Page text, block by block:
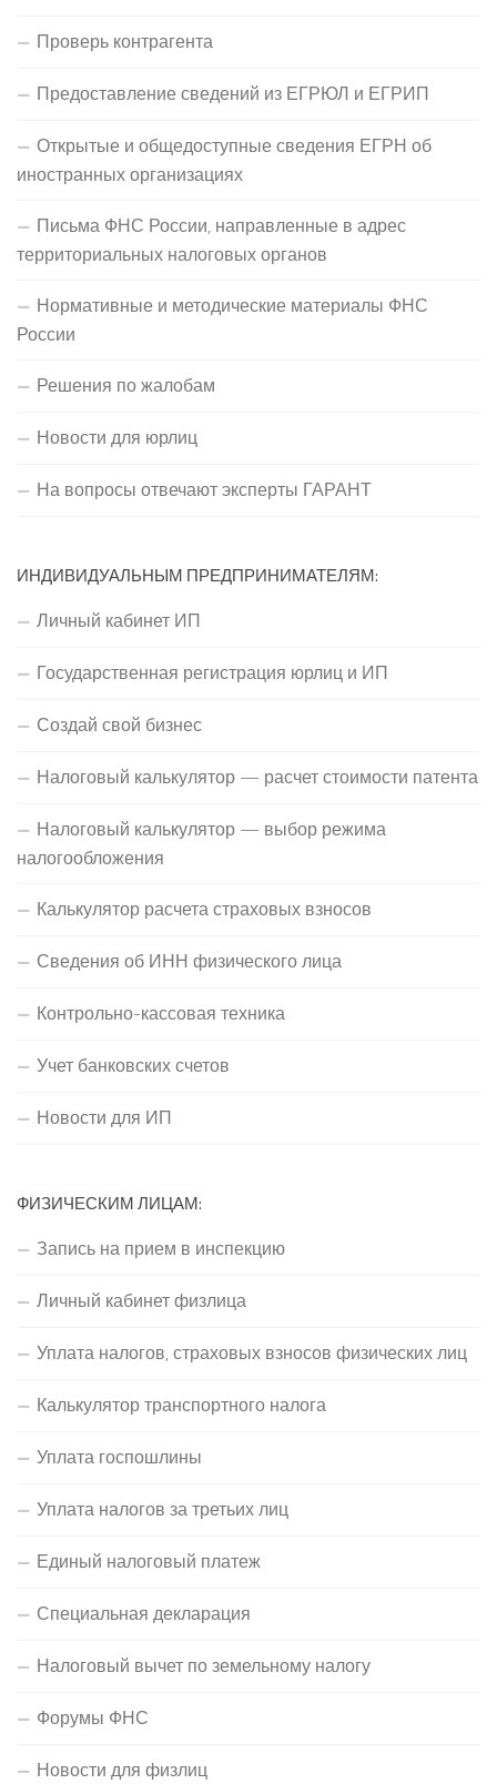
Проверь контрагента
Предоставление сведений из ЕГРЮЛ и ЕГРИП
Открытые и общедоступные сведения ЕГРН об
иностранных организациях
Письма ФНС России, направленные в адрес
территориальных налоговых органов
Нормативные и методические материалы ФНС
России
Решения по жалобам
Новости для юрлиц
На вопросы отвечают эксперты ГАРАНТ
ИНДИВИДУАЛЬНЫМ ПРЕДПРИНИМАТЕЛЯМ:
Личный кабинет ИП
Государственная регистрация юрлиц и ИП
Создай свой бизнес
Налоговый калькулятор — расчет стоимости патента
Налоговый калькулятор — выбор режима
налогообложения
Калькулятор расчета страховых взносов
Сведения об ИНН физического лица
Контрольно-кассовая техника
Учет банковских счетов
Новости для ИП
ФИЗИЧЕСКИМ ЛИЦАМ:
Запись на прием в инспекцию
Личный кабинет физлица
Уплата налогов, страховых взносов физических лиц
Калькулятор транспортного налога
Уплата госпошлины
Уплата налогов за третьих лиц
Единый налоговый платеж
Специальная декларация
Налоговый вычет по земельному налогу
Форумы ФНС
Новости для физлиц